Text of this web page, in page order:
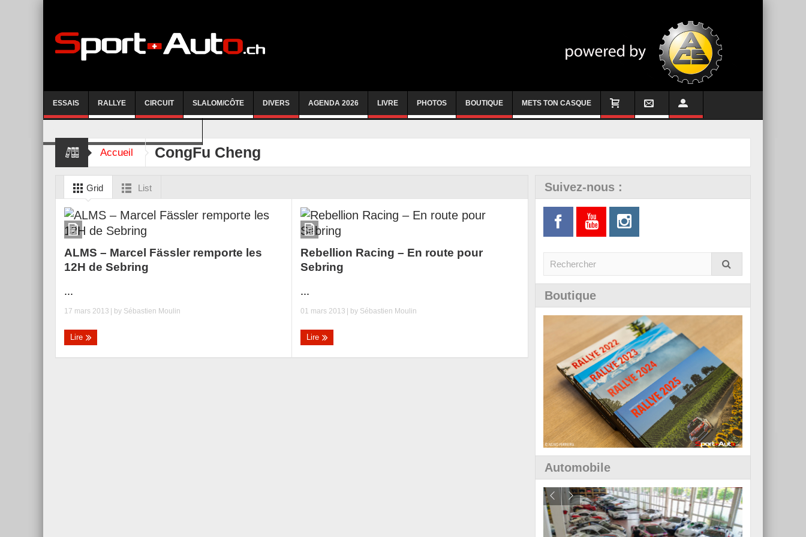
ESSAIS RALLYE CIRCUIT SLALOM/CÔTE DIVERS AGENDA 2026 LIVRE PHOTOS BOUTIQUE METS TON CASQUE
Accueil CongFu Cheng
Grid List
ALMS – Marcel Fässler remporte les
12H de Sebring
...
17 mars 2013 | by Sébastien Moulin
Lire
Rebellion Racing – En route pour
Sebring
...
01 mars 2013 | by Sébastien Moulin
Lire
Suivez-nous :
Boutique
Automobile